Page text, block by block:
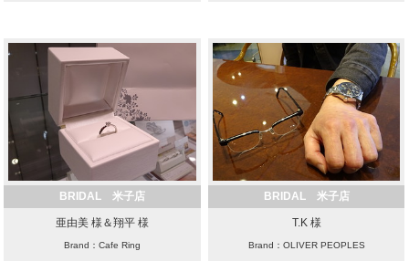
BRIDAL 米子店
亜由美 様＆翔平 様
Brand：Cafe Ring
BRIDAL 米子店
T.K 様
Brand：OLIVER PEOPLES